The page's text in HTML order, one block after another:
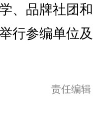
、品牌社团
行参编单位
责任编